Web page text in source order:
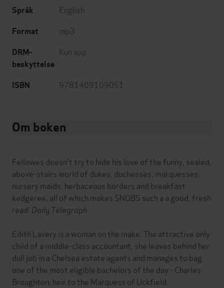
Språk English
Format mp3
DRM-
beskyttelse
Kun app
ISBN 9781409109051
Om boken
Fellowes doesn't try to hide his love of the funny, sealed,
above-stairs world of dukes, duchesses, marquesses,
nursery maids, herbaceous borders and breakfast
kedgeree, all of which makes SNOBS such a a good, fresh
read' Daily Telegraph
Edith Lavery is a woman on the make. The attractive only
child of a middle-class accountant, she leaves behind her
dull job in a Chelsea estate agents and manages to bag
one of the most eligible bachelors of the day - Charles
Broughton, heir to the Marquess of Uckfield.